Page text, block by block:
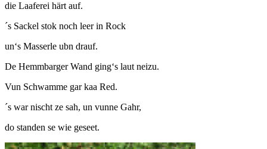
die Laaferei härt auf.
´s Sackel stok noch leer in Rock
un‘s Masserle ubn drauf.
De Hemmbarger Wand ging‘s laut neizu.
Vun Schwamme gar kaa Red.
´s war nischt ze sah, un vunne Gahr,
do standen se wie geseet.